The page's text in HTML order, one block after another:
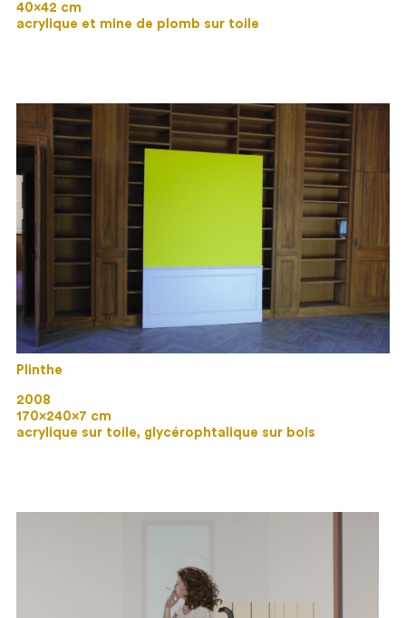
40×42 cm
acrylique et mine de plomb sur toile
Plinthe
2008
170×240×7 cm
acrylique sur toile, glycérophtalique sur bois